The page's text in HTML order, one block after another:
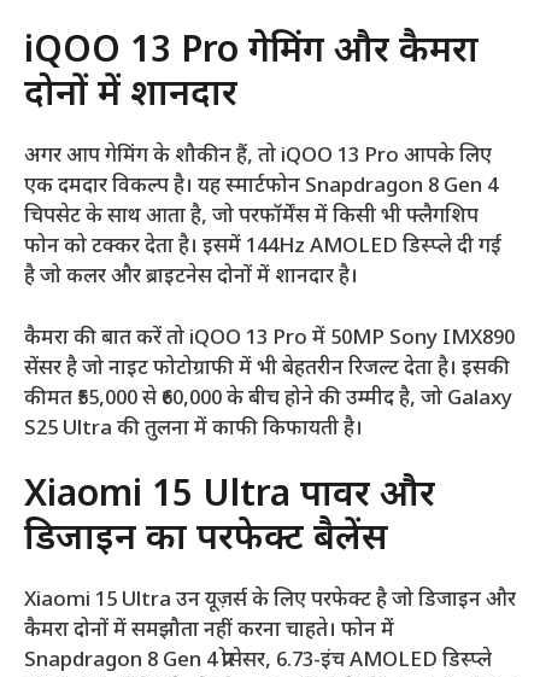
iQOO 13 Pro गेमिंग और कैमरा
दोनों में शानदार
अगर आप गेमिंग के शौकीन हैं, तो iQOO 13 Pro आपके लिए
एक दमदार विकल्प है। यह स्मार्टफोन Snapdragon 8 Gen 4
चिपसेट के साथ आता है, जो परफॉर्मेंस में किसी भी फ्लैगशिप
फोन को टक्कर देता है। इसमें 144Hz AMOLED डिस्प्ले दी गई
है जो कलर और ब्राइटनेस दोनों में शानदार है।
कैमरा की बात करें तो iQOO 13 Pro में 50MP Sony IMX890
सेंसर है जो नाइट फोटोग्राफी में भी बेहतरीन रिजल्ट देता है। इसकी
कीमत ₹55,000 से ₹60,000 के बीच होने की उम्मीद है, जो Galaxy
S25 Ultra की तुलना में काफी किफायती है।
Xiaomi 15 Ultra पावर और
डिजाइन का परफेक्ट बैलेंस
Xiaomi 15 Ultra उन यूज़र्स के लिए परफेक्ट है जो डिजाइन और
कैमरा दोनों में समझौता नहीं करना चाहते। फोन में
Snapdragon 8 Gen 4 प्रोसेसर, 6.73-इंच AMOLED डिस्प्ले